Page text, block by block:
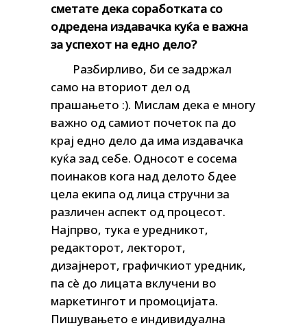
сметате дека соработката со
одредена издавачка куќа е важна
за успехот на едно дело?
Разбирливо, би се задржал
само на вториот дел од
прашањето :). Мислам дека е многу
важно од самиот почеток па до
крај едно дело да има издавачка
куќа зад себе. Односот е сосема
поинаков кога над делото бдее
цела екипа од лица стручни за
различен аспект од процесот.
Најпрво, тука е уредникот,
редакторот, лекторот,
дизајнерот, графичкиот уредник,
па сè до лицата вклучени во
маркетингот и промоцијата.
Пишувањето е индивидуална